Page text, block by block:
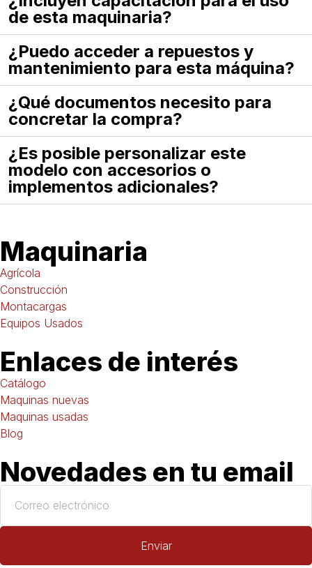
de esta maquinaria?
¿Puedo acceder a repuestos y
mantenimiento para esta máquina?
¿Qué documentos necesito para
concretar la compra?
¿Es posible personalizar este
modelo con accesorios o
implementos adicionales?
Maquinaria
Agrícola
Construcción
Montacargas
Equipos Usados
Enlaces de interés
Catálogo
Maquinas nuevas
Maquinas usadas
Blog
Novedades en tu email
Enviar